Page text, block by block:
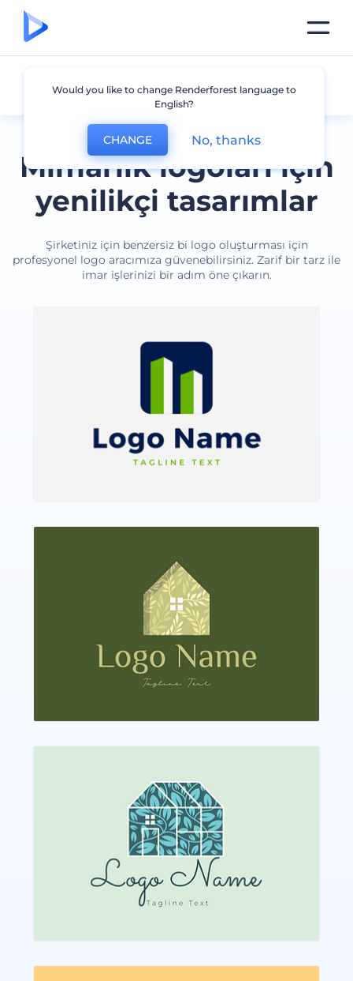
Mimarlık logoları için
yenilikçi tasarımlar
Şirketiniz için benzersiz bi logo oluşturması için
profesyonel logo aracımıza güvenebilirsiniz. Zarif bir tarz ile
imar işlerinizi bir adım öne çıkarın.
Mimari
Would you like to change Renderforest language to
English?
CHANGE No, thanks